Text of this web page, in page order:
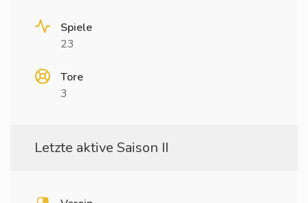
Spiele
23
Tore
3
Letzte aktive Saison II